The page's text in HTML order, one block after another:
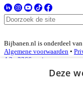
Bijbanen.nl is onderdeel
Algemene voorwaarden •
4.3 - 3366 reviews
Deze